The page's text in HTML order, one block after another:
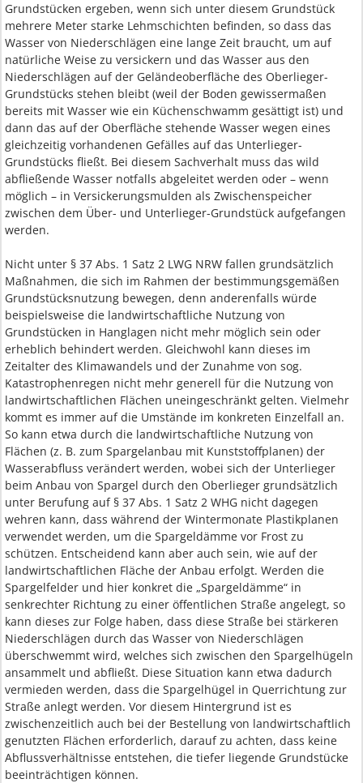
Grundstücken ergeben, wenn sich unter diesem Grundstück
mehrere Meter starke Lehmschichten befinden, so dass das
Wasser von Niederschlägen eine lange Zeit braucht, um auf
natürliche Weise zu versickern und das Wasser aus den
Niederschlägen auf der Geländeoberfläche des Oberlieger-
Grundstücks stehen bleibt (weil der Boden gewissermaßen
bereits mit Wasser wie ein Küchenschwamm gesättigt ist) und
dann das auf der Oberfläche stehende Wasser wegen eines
gleichzeitig vorhandenen Gefälles auf das Unterlieger-
Grundstücks fließt. Bei diesem Sachverhalt muss das wild
abfließende Wasser notfalls abgeleitet werden oder – wenn
möglich – in Versickerungsmulden als Zwischenspeicher
zwischen dem Über- und Unterlieger-Grundstück aufgefangen
werden.
Nicht unter § 37 Abs. 1 Satz 2 LWG NRW fallen grundsätzlich
Maßnahmen, die sich im Rahmen der bestimmungsgemäßen
Grundstücksnutzung bewegen, denn anderenfalls würde
beispielsweise die landwirtschaftliche Nutzung von
Grundstücken in Hanglagen nicht mehr möglich sein oder
erheblich behindert werden. Gleichwohl kann dieses im
Zeitalter des Klimawandels und der Zunahme von sog.
Katastrophenregen nicht mehr generell für die Nutzung von
landwirtschaftlichen Flächen uneingeschränkt gelten. Vielmehr
kommt es immer auf die Umstände im konkreten Einzelfall an.
So kann etwa durch die landwirtschaftliche Nutzung von
Flächen (z. B. zum Spargelanbau mit Kunststoffplanen) der
Wasserabfluss verändert werden, wobei sich der Unterlieger
beim Anbau von Spargel durch den Oberlieger grundsätzlich
unter Berufung auf § 37 Abs. 1 Satz 2 WHG nicht dagegen
wehren kann, dass während der Wintermonate Plastikplanen
verwendet werden, um die Spargeldämme vor Frost zu
schützen. Entscheidend kann aber auch sein, wie auf der
landwirtschaftlichen Fläche der Anbau erfolgt. Werden die
Spargelfelder und hier konkret die „Spargeldämme“ in
senkrechter Richtung zu einer öffentlichen Straße angelegt, so
kann dieses zur Folge haben, dass diese Straße bei stärkeren
Niederschlägen durch das Wasser von Niederschlägen
überschwemmt wird, welches sich zwischen den Spargelhügeln
ansammelt und abfließt. Diese Situation kann etwa dadurch
vermieden werden, dass die Spargelhügel in Querrichtung zur
Straße anlegt werden. Vor diesem Hintergrund ist es
zwischenzeitlich auch bei der Bestellung von landwirtschaftlich
genutzten Flächen erforderlich, darauf zu achten, dass keine
Abflussverhältnisse entstehen, die tiefer liegende Grundstücke
beeinträchtigen können.